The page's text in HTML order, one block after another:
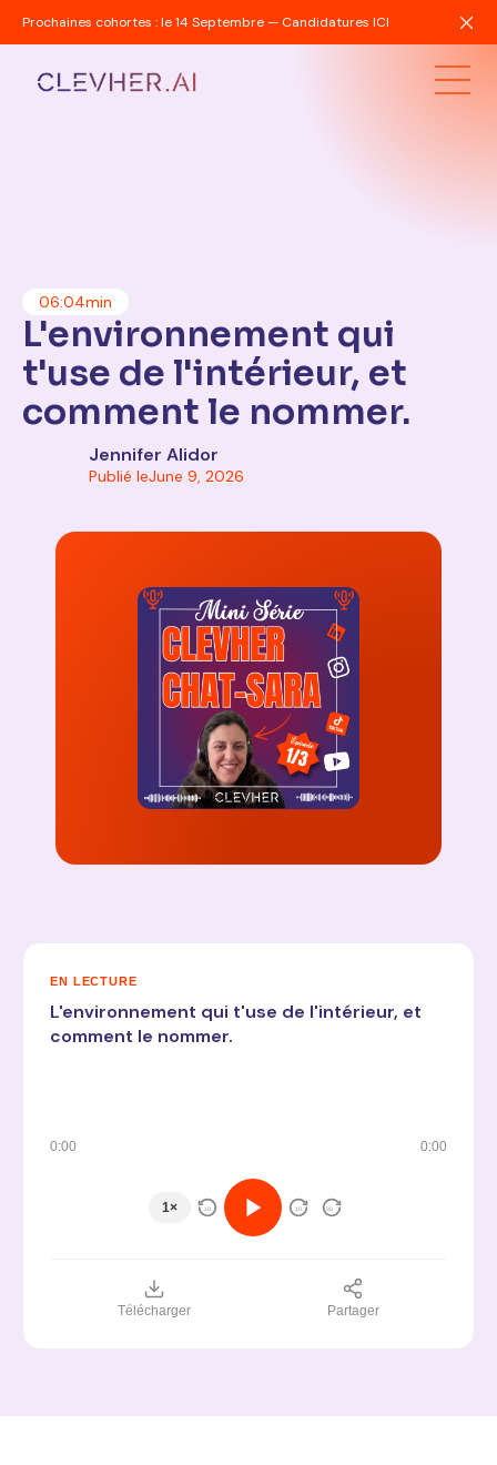
Prochaines cohortes : le 14 Septembre — Candidatures ICI
06:04min
L'environnement qui
t'use de l'intérieur, et
comment le nommer.
Jennifer Alidor
Publié leJune 9, 2026
EN LECTURE
L'environnement qui t'use de l'intérieur, et
comment le nommer.
0:00 0:00
1× 10 10 30
Télécharger Partager